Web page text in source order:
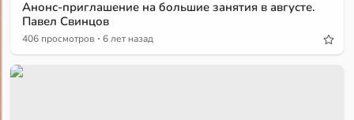
Анонс-приглашение на большие занятия в августе.
Павел Свинцов
406 просмотров · 6 лет назад